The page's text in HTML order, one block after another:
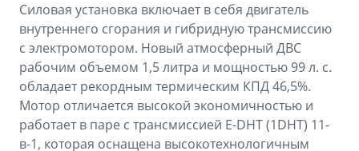
Силовая установка включает в себя двигатель
внутреннего сгорания и гибридную трансмиссию
с электромотором. Новый атмосферный ДВС
рабочим объемом 1,5 литра и мощностью 99 л. с.
обладает рекордным термическим КПД 46,5%.
Мотор отличается высокой экономичностью и
работает в паре с трансмиссией E-DHT (1DHT) 11-
в-1, которая оснащена высокотехнологичным